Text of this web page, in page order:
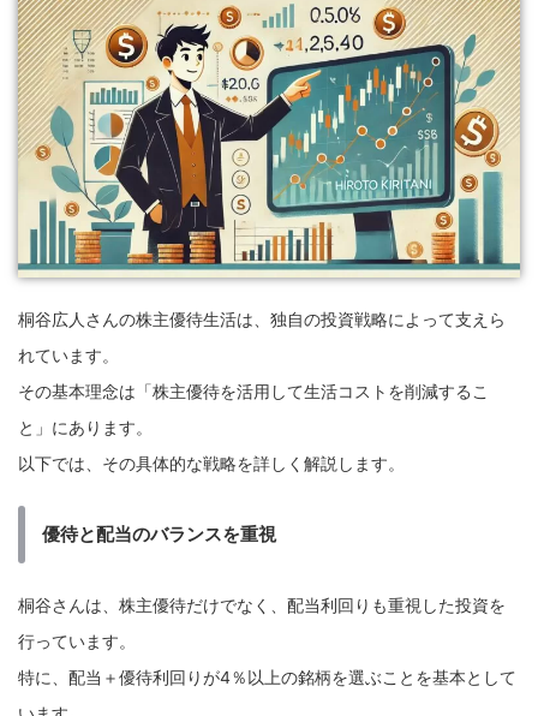
桐谷広人さんの株主優待生活は、独自の投資戦略によって支えら
れています。
その基本理念は「株主優待を活用して生活コストを削減するこ
と」にあります。
以下では、その具体的な戦略を詳しく解説します。
優待と配当のバランスを重視
桐谷さんは、株主優待だけでなく、配当利回りも重視した投資を
行っています。
特に、配当＋優待利回りが4％以上の銘柄を選ぶことを基本として